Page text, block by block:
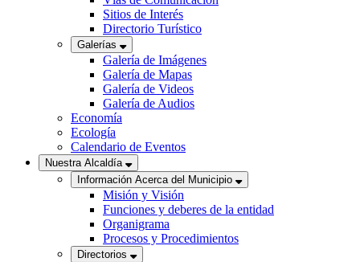
Sitios de Interés
Directorio Turístico
Galerías
Galería de Imágenes
Galería de Mapas
Galería de Videos
Galería de Audios
Economía
Ecología
Calendario de Eventos
Nuestra Alcaldía
Información Acerca del Municipio
Misión y Visión
Funciones y deberes de la entidad
Organigrama
Procesos y Procedimientos
Directorios